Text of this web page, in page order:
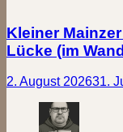
Kleiner
Lücke (im
2. August 202631.